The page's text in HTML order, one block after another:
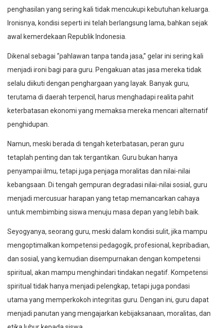
penghasilan yang sering kali tidak mencukupi kebutuhan keluarga.
Ironisnya, kondisi seperti ini telah berlangsung lama, bahkan sejak
awal kemerdekaan Republik Indonesia.
Dikenal sebagai “pahlawan tanpa tanda jasa,” gelar ini sering kali
menjadi ironi bagi para guru. Pengakuan atas jasa mereka tidak
selalu diikuti dengan penghargaan yang layak. Banyak guru,
terutama di daerah terpencil, harus menghadapi realita pahit
keterbatasan ekonomi yang memaksa mereka mencari alternatif
penghidupan.
Namun, meski berada di tengah keterbatasan, peran guru
tetaplah penting dan tak tergantikan. Guru bukan hanya
penyampai ilmu, tetapi juga penjaga moralitas dan nilai-nilai
kebangsaan. Di tengah gempuran degradasi nilai-nilai sosial, guru
menjadi mercusuar harapan yang tetap memancarkan cahaya
untuk membimbing siswa menuju masa depan yang lebih baik.
Seyogyanya, seorang guru, meski dalam kondisi sulit, jika mampu
mengoptimalkan kompetensi pedagogik, profesional, kepribadian,
dan sosial, yang kemudian disempurnakan dengan kompetensi
spiritual, akan mampu menghindari tindakan negatif. Kompetensi
spiritual tidak hanya menjadi pelengkap, tetapi juga pondasi
utama yang memperkokoh integritas guru. Dengan ini, guru dapat
menjadi panutan yang mengajarkan kebijaksanaan, moralitas, dan